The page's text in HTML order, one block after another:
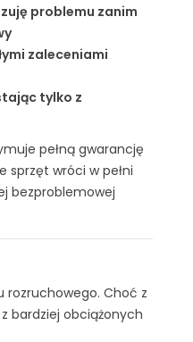
problemu zanim
zaleceniami
tylko z
pełną gwarancję
sprzęt wróci w pełni
bezproblemowej
rozruchowego. Choć z
bardziej obciążonych